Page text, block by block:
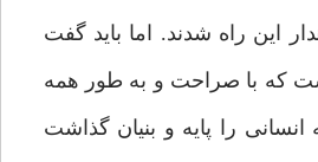
این راه شدند. اما باید گفت
است که با صراحت و به طور همه
انسانى را پایه و بنیان گذاشت